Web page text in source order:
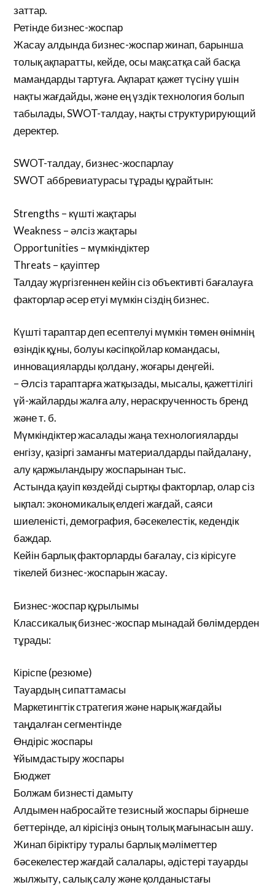
заттар.
Ретінде бизнес-жоспар
Жасау алдында бизнес-жоспар жинап, барынша
толық ақпаратты, кейде, осы мақсатқа сай басқа
мамандарды тартуға. Ақпарат қажет түсіну үшін
нақты жағдайды, және ең үздік технология болып
табылады, SWOT-талдау, нақты структурирующий
деректер.
SWOT-талдау, бизнес-жоспарлау
SWOT аббревиатурасы тұрады құрайтын:
Strengths – күшті жақтары
Weakness – әлсіз жақтары
Opportunities – мүмкіндіктер
Threats – қауіптер
Талдау жүргізгеннен кейін сіз объективті бағалауға
факторлар әсер етуі мүмкін сіздің бизнес.
Күшті тараптар деп есептелуі мүмкін төмен өнімнің
өзіндік құны, болуы кәсіпқойлар командасы,
инновацияларды қолдану, жоғары деңгейі.
– Әлсіз тараптарға жатқызады, мысалы, қажеттілігі
үй-жайларды жалға алу, нераскрученность бренд
және т. б.
Мүмкіндіктер жасалады жаңа технологияларды
енгізу, қазіргі заманғы материалдарды пайдалану,
алу қаржыландыру жоспарынан тыс.
Астында қауіп көздейді сыртқы факторлар, олар сіз
ықпал: экономикалық елдегі жағдай, саяси
шиеленісті, демография, бәсекелестік, кедендік
баждар.
Кейін барлық факторларды бағалау, сіз кірісуге
тікелей бизнес-жоспарын жасау.
Бизнес-жоспар құрылымы
Классикалық бизнес-жоспар мынадай бөлімдерден
тұрады:
Кіріспе (резюме)
Тауардың сипаттамасы
Маркетингтік стратегия және нарық жағдайы
таңдалған сегментінде
Өндіріс жоспары
Ұйымдастыру жоспары
Бюджет
Болжам бизнесті дамыту
Алдымен набросайте тезисный жоспары бірнеше
беттерінде, ал кірісіңіз оның толық мағынасын ашу.
Жинап біріктіру туралы барлық мәліметтер
бәсекелестер жағдай салалары, әдістері тауарды
жылжыту, салық салу және қолданыстағы